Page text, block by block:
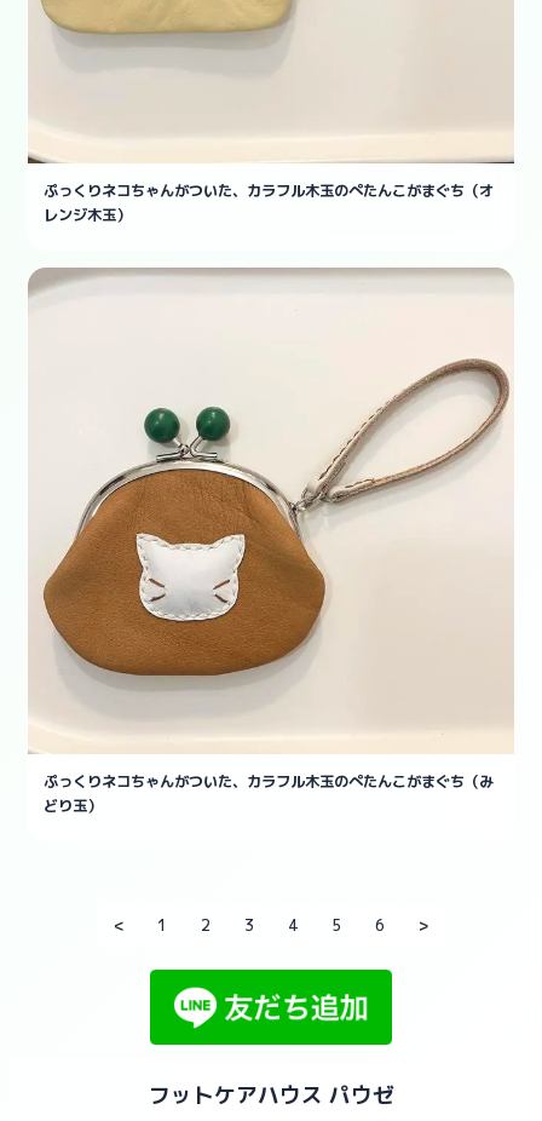
ぷっくりネコちゃんがついた、カラフル木玉のぺたんこがまぐち（オ
レンジ木玉）
ぷっくりネコちゃんがついた、カラフル木玉のぺたんこがまぐち（み
どり玉）
< 1 2 3 4 5 6 >
フットケアハウス パウゼ